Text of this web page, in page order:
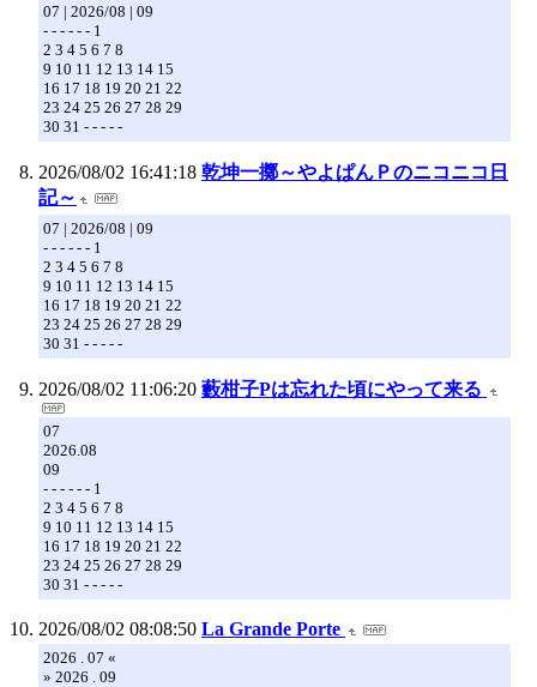
07 | 2026/08 | 09
- - - - - - 1
2 3 4 5 6 7 8
9 10 11 12 13 14 15
16 17 18 19 20 21 22
23 24 25 26 27 28 29
30 31 - - - - -
2026/08/02 16:41:18 乾坤一擲～やよぱんＰのニコニコ日
記～
07 | 2026/08 | 09
- - - - - - 1
2 3 4 5 6 7 8
9 10 11 12 13 14 15
16 17 18 19 20 21 22
23 24 25 26 27 28 29
30 31 - - - - -
2026/08/02 11:06:20 藪柑子Pは忘れた頃にやって来る
07
2026.08
09
- - - - - - 1
2 3 4 5 6 7 8
9 10 11 12 13 14 15
16 17 18 19 20 21 22
23 24 25 26 27 28 29
30 31 - - - - -
2026/08/02 08:08:50 La Grande Porte
2026 . 07 «
» 2026 . 09